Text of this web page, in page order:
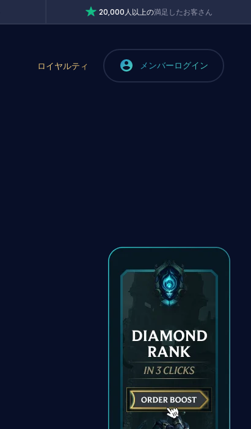
20,000人以上の満足したお客さん
ロイヤルティ メンバーログイン